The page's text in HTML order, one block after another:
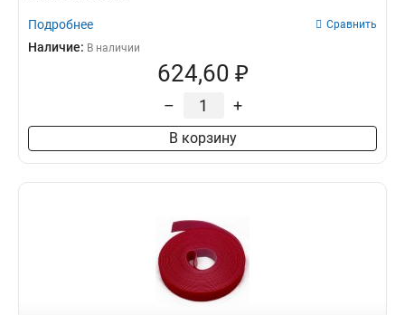
Подробнее Сравнить
Наличие: В наличии
624,60 ₽
– +
В корзину